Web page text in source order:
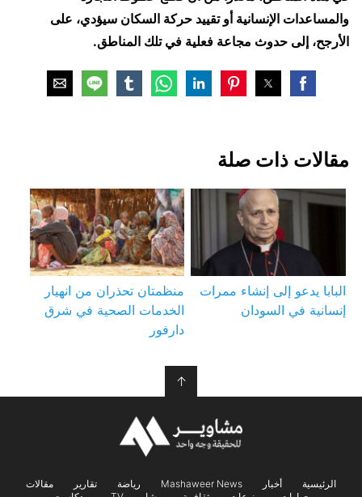
والمساعدات الإنسانية أو تقييد حركة السكان سيؤدي، على
الأرجح، إلى حدوث مجاعة فعلية في تلك المناطق.
مقالات ذات صلة
البابا يدعو إلى إنشاء ممرات
إنسانية في السودان
منظمتان تحذران من انهيار
الخدمات الصحية في شرق
دارفور
↑
الرئيسية أخبار Mashaweer News رياضة تقارير
مقالات